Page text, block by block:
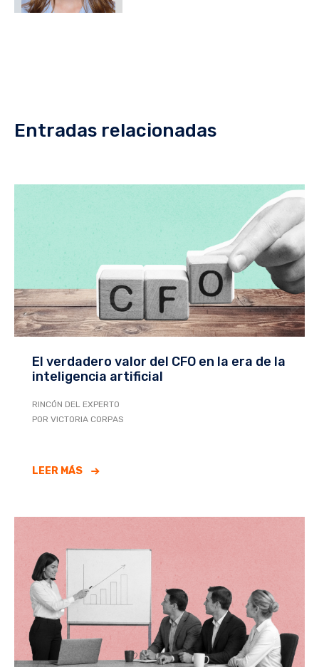
Entradas relacionadas
El verdadero valor del CFO en la era de la
inteligencia artificial
RINCÓN DEL EXPERTO
POR VICTORIA CORPAS
LEER MÁS